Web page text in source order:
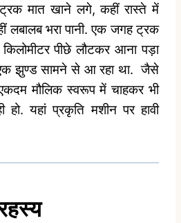
ट्रक मात खाने लगे, कहीं रास्ते में
लबालब भरा पानी. एक जगह ट्रक
पीछे लौटकर आना पड़ा
झुण्ड सामने से आ रहा था. जैसे
मौलिक स्वरूप में चाहकर भी
हो. यहां प्रकृति मशीन पर हावी